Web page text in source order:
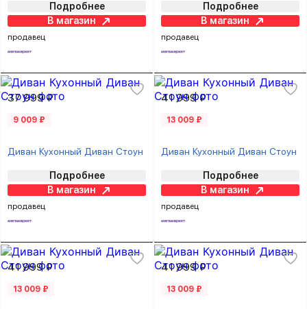
Подробнее
В магазин
продавец
Подробнее
В магазин
продавец
37 999 ₽
9 009 ₽
Диван Кухонный Диван Стоун
Подробнее
В магазин
продавец
41 999 ₽
13 009 ₽
Диван Кухонный Диван Стоун
Подробнее
В магазин
продавец
41 999 ₽
13 009 ₽
41 999 ₽
13 009 ₽